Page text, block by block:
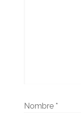
Nombre *